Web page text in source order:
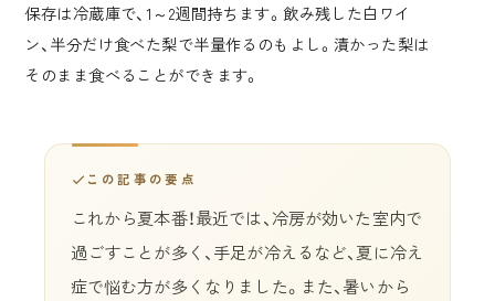
保存は冷蔵庫で、1～2週間持ちます。飲み残した白ワイ
ン、半分だけ食べた梨で半量作るのもよし。漬かった梨は
そのまま食べることができます。
この記事の要点
これから夏本番！最近では、冷房が効いた室内で
過ごすことが多く、手足が冷えるなど、夏に冷え
症で悩む方が多くなりました。また、暑いから